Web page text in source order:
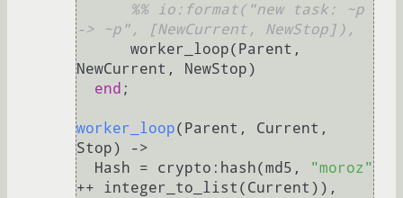
%% io:format("new task: ~p
-> ~p", [NewCurrent, NewStop]),
NewCurrent, NewStop)
end ;
worker_loop(Parent, Current,
Stop)
->
  Hash = crypto:hash(md5,
"moroz"
++ integer_to_list(Current)),